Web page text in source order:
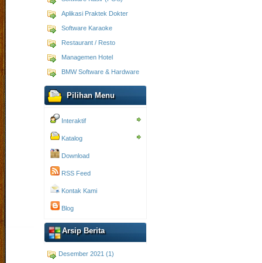
Aplikasi Praktek Dokter
Software Karaoke
Restaurant / Resto
Managemen Hotel
BMW Software & Hardware
Pilihan Menu
Interaktif
Katalog
Download
RSS Feed
Kontak Kami
Blog
Arsip Berita
Desember 2021 (1)